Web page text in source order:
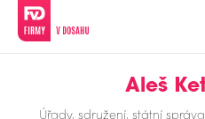
Aleš
Úřady, sdružení, státní správa